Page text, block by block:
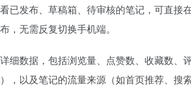
已发布、草稿箱、待审核的笔记，可直
，无需反复切换手机端。
细数据，包括浏览量、点赞数、收藏数
，以及笔记的流量来源（如首页推荐、搜
36氪
既然你这么聪明，为什么在网上赚不到钱
SpaceX对手破产了